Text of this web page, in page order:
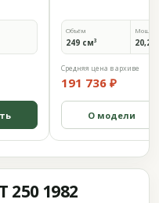
Объём
249 см³ 20,2
Средняя цена в архиве
191 736 ₽
О модели
250 1982